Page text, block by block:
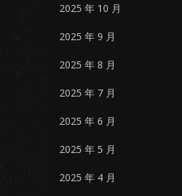
2025 年 10 月
2025 年 9 月
2025 年 8 月
2025 年 7 月
2025 年 6 月
2025 年 5 月
2025 年 4 月